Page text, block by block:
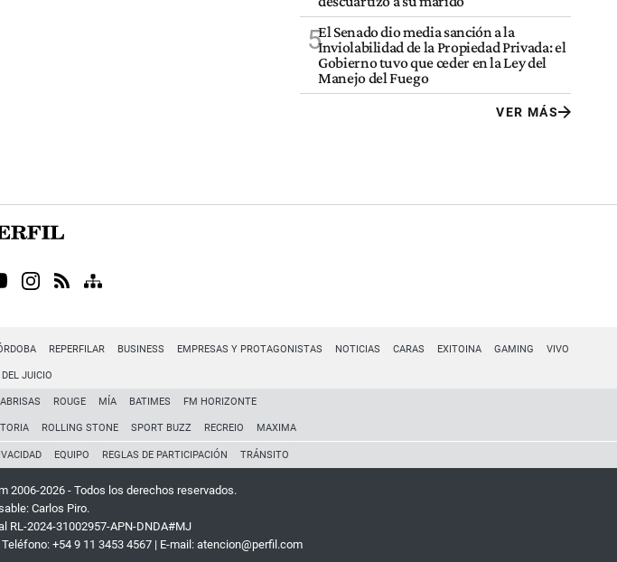
5El Senado dio media sanción a la
Inviolabilidad de la Propiedad Privada: el
Gobierno tuvo que ceder en la Ley del
Manejo del Fuego
VER MÁS
REPERFILAR BUSINESS EMPRESAS Y PROTAGONISTAS NOTICIAS CARAS EXITOINA GAMING VIVO
JUICIO
ROUGE MÍA BATIMES FM HORIZONTE
ROLLING STONE SPORT BUZZ RECREIO MAXIMA
EQUIPO REGLAS DE PARTICIPACIÓN TRÁNSITO
2006-2026 - Todos los derechos reservados.
Carlos Piro.
RL-2024-31002957-APN-DNDA#MJ
+54 9 11 3453 4567| E-mail: atencion@perfil.com